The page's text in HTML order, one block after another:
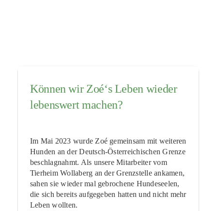
Können wir Zoé‘s Leben wieder
lebenswert machen?
Im Mai 2023 wurde Zoé gemeinsam mit weiteren
Hunden an der Deutsch-Österreichischen Grenze
beschlagnahmt. Als unsere Mitarbeiter vom
Tierheim Wollaberg an der Grenzstelle ankamen,
sahen sie wieder mal gebrochene Hundeseelen,
die sich bereits aufgegeben hatten und nicht mehr
Leben wollten.